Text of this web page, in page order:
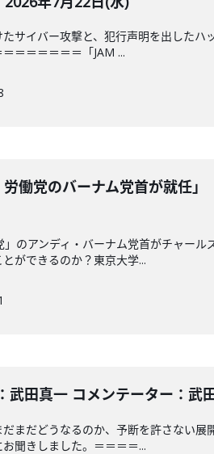
サイバー攻撃と、犯行声明を出した
＝＝＝＝＝＝「JAM ...
労働党のバーナム党首が就任
のアンディ・バーナム党首がチャー
ができるのか？東京大学...
武田真一 コメンテーター：武
まだどうなるのか、予断を許さない
聞きしました。＝＝＝＝...